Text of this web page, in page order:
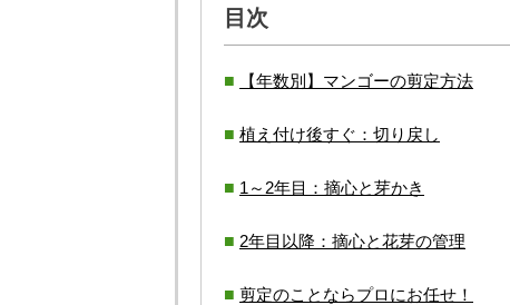
目次
【年数別】マンゴーの剪定方法
植え付け後すぐ：切り戻し
1～2年目：摘心と芽かき
2年目以降：摘心と花芽の管理
剪定のことならプロにお任せ！